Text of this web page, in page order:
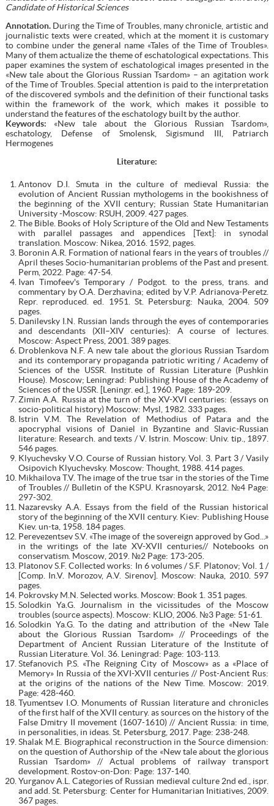
Candidate of Historical Sciences
Annotation.During the Time of Troubles, many chronicle, artistic and
journalistic texts were created, which at the moment it is customary
to combine under the general name «Tales of the Time of Troubles».
Many of them actualize the theme of eschatological expectations. This
paper examines the system of eschatological images presented in the
«New tale about the Glorious Russian Tsardom» – an agitation work
of the Time of Troubles. Special attention is paid to the interpretation
of the discovered symbols and the definition of their functional tasks
within the framework of the work, which makes it possible to
understand the features of the eschatology built by the author.
Keywords: «New tale about the Glorious Russian Tsardom»,
eschatology, Defense of Smolensk, Sigismund III, Patriarch
Hermogenes
Literature:
Antonov D.I. Smuta in the culture of medieval Russia: the
evolution of Ancient Russian mythologems in the bookishness of
the beginning of the XVII century; Russian State Humanitarian
University -Moscow: RSUH, 2009. 427 pages.
The Bible. Books of Holy Scripture of the Old and New Testaments
with parallel passages and appendices [Text]: in synodal
translation. Moscow: Nikea, 2016. 1592, pages.
Boronin A.R. Formation of national fears in the years of troubles //
April theses Socio-humanitarian problems of the Past and present.
Perm, 2022. Page: 47-54.
Ivan Timofeev's Temporary / Podgot. to the press, trans. and
commentary by O.A. Derzhavina; edited by V.P. Adrianova-Peretz.
Repr. reproduced. ed. 1951. St. Petersburg: Nauka, 2004. 509
pages.
Danilevsky I.N. Russian lands through the eyes of contemporaries
and descendants (XII–XIV centuries): A course of lectures.
Moscow: Aspect Press, 2001. 389 pages.
Droblenkova N.F. A new tale about the glorious Russian Tsardom
and its contemporary propaganda patriotic writing / Academy of
Sciences of the USSR. Institute of Russian Literature (Pushkin
House). Moscow; Leningrad: Publishing House of the Academy of
Sciences of the USSR. [Leningr. ed.], 1960. Page: 189-209.
Zimin A.A. Russia at the turn of the XV-XVI centuries: (essays on
socio-political history) Moscow: Mysl, 1982. 333 pages.
Istrin V.M. The Revelation of Methodius of Patara and the
apocryphal visions of Daniel in Byzantine and Slavic-Russian
literature: Research. and texts / V. Istrin. Moscow: Univ. tip., 1897.
546 pages.
Klyuchevsky V.O. Course of Russian history. Vol. 3. Part 3 / Vasily
Osipovich Klyuchevsky. Moscow: Thought, 1988. 414 pages.
Mikhailova T.V. The image of the true tsar in the stories of the Time
of Troubles // Bulletin of the KSPU. Krasnoyarsk, 2012. №4 Page:
297-302.
Nazarevsky A.A. Essays from the field of the Russian historical
story of the beginning of the XVII century. Kiev: Publishing House
Kiev. un-ta, 1958. 184 pages.
Perevezentsev S.V. «The image of the sovereign approved by God...»
in the writings of the late XV-XVII centuries// Notebooks on
conservatism. Moscow, 2019. №2 Page: 173-205.
Platonov S.F. Collected works: In 6 volumes / S.F. Platonov; Vol. 1 /
[Comp. In.V. Morozov, A.V. Sirenov]. Moscow: Nauka, 2010. 597
pages.
Pokrovsky M.N. Selected works. Moscow: Book 1. 351 pages.
Solodkin Ya.G. Journalism in the vicissitudes of the Moscow
troubles (source aspects). Moscow: KLIO, 2006. №3 Page: 51-61.
Solodkin Ya.G. To the dating and attribution of the «New Tale
about the Glorious Russian Tsardom» // Proceedings of the
Department of Ancient Russian Literature of the Institute of
Russian Literature. Vol. 36. Leningrad: Page: 103-113.
Stefanovich P.S. «The Reigning City of Moscow» as a «Place of
Memory» In Russia of the XVI-XVII centuries // Post-Ancient Rus:
at the origins of the nations of the New Time. Moscow: 2019.
Page: 428-460.
Tyumentsev I.O. Monuments of Russian literature and chronicles
of the first half of the XVII century. as sources on the history of the
False Dmitry II movement (1607-1610) // Ancient Russia: in time,
in personalities, in ideas. St. Petersburg, 2017. Page: 238-248.
Shalak M.E. Biographical reconstruction in the Source dimension:
on the question of Authorship of the «New tale about the glorious
Russian Tsardom» // Actual problems of railway transport
development. Rostov-on-Don: Page: 137-140.
Yurganov A.L. Categories of Russian medieval culture 2nd ed., ispr.
and add. St. Petersburg: Center for Humanitarian Initiatives, 2009.
367 pages.